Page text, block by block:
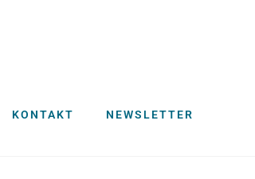
KONTAKT NEWSLETTER